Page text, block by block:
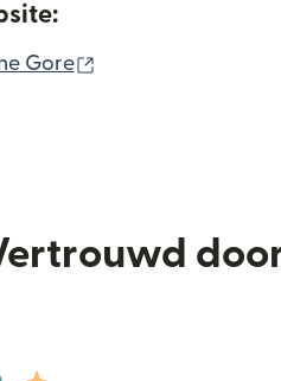
Gore (wordt geopend